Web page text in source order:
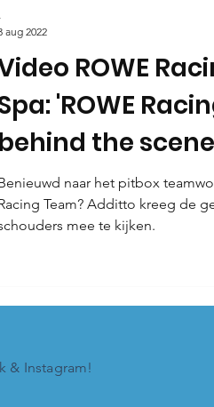
ROWE
'ROWE
behind the
naar het pitbox
Team? Additto kreeg de
mee te kijken.
aug 2022
& Instagram!